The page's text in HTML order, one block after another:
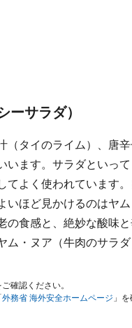
ーサラダ）
（タイのライム）、唐
います。サラダといっ
てよく使われています。
いほど見かけるのはヤ
の食感と、絶妙な酸味
ム・ヌア（牛肉のサラ
確認ください。
外務省 海外安全ホームページ 」